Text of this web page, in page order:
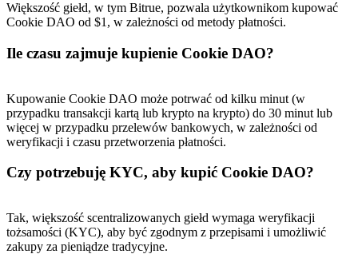
Większość giełd, w tym Bitrue, pozwala użytkownikom kupować
Cookie DAO od $1, w zależności od metody płatności.
Ile czasu zajmuje kupienie Cookie DAO?
Kupowanie Cookie DAO może potrwać od kilku minut (w
przypadku transakcji kartą lub krypto na krypto) do 30 minut lub
więcej w przypadku przelewów bankowych, w zależności od
weryfikacji i czasu przetworzenia płatności.
Czy potrzebuję KYC, aby kupić Cookie DAO?
Tak, większość scentralizowanych giełd wymaga weryfikacji
tożsamości (KYC), aby być zgodnym z przepisami i umożliwić
zakupy za pieniądze tradycyjne.